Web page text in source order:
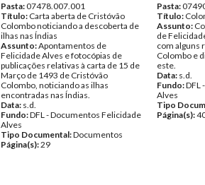
Pasta:07478.007.001
Título: Carta aberta de Cristóvão
Colombo noticiando a descoberta de
ilhas nas Índias
Assunto:Apontamentos de
Felicidade Alves e fotocópias de
publicações relativas à carta de 15 de
Março de 1493 de Cristóvão
Colombo, noticiando as ilhas
encontradas nas Índias.
Data: s.d.
Fundo:DFL - Documentos Felicidade
Alves
Tipo Documental:Documentos
Página(s):29
Pasta:
Título:
Assunto:
de
com alguns
Colombo e
este.
Data: s.d.
Fundo:DFL
Alves
Tipo
Página(s):